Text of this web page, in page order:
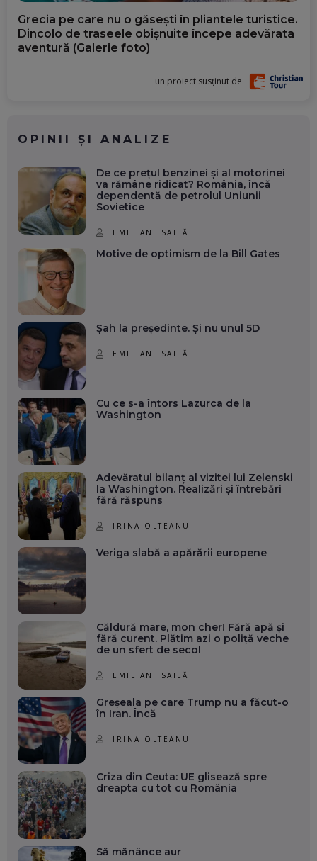
Grecia pe care nu o găsești în pliantele turistice.
Dincolo de traseele obișnuite începe adevărata
aventură (Galerie foto)
un proiect susținut de
OPINII ȘI ANALIZE
De ce prețul benzinei și al motorinei
va rămâne ridicat? România, încă
dependentă de petrolul Uniunii
Sovietice
EMILIAN ISAILĂ
Motive de optimism de la Bill Gates
Șah la președinte. Și nu unul 5D
EMILIAN ISAILĂ
Cu ce s-a întors Lazurca de la
Washington
Adevăratul bilanț al vizitei lui Zelenski
la Washington. Realizări și întrebări
fără răspuns
IRINA OLTEANU
Veriga slabă a apărării europene
Căldură mare, mon cher! Fără apă și
fără curent. Plătim azi o poliță veche
de un sfert de secol
EMILIAN ISAILĂ
Greșeala pe care Trump nu a făcut-o
în Iran. Încă
IRINA OLTEANU
Criza din Ceuta: UE glisează spre
dreapta cu tot cu România
Să mănânce aur